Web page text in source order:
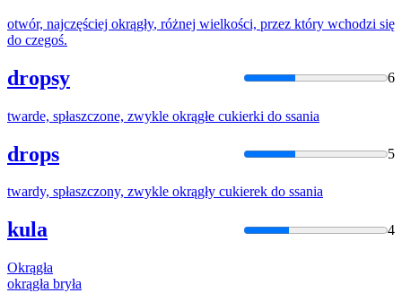
otwór, najczęściej okrągły, różnej wielkości, przez który wchodzi się
do czegoś.
dropsy 6
twarde, spłaszczone, zwykle okrągłe cukierki do ssania
drops 5
twardy, spłaszczony, zwykle okrągły cukierek do ssania
kula 4
Okrągła
okrągła bryła